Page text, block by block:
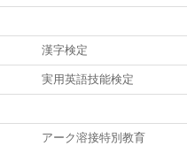
漢字検定
実用英語技能検定
アーク溶接特別教育